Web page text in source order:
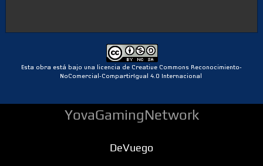
Esta obra está bajo una licencia de Creative Commons Reconocimiento-
NoComercial-CompartirIgual 4.0 Internacional
YovaGamingNetwork
DeVuego